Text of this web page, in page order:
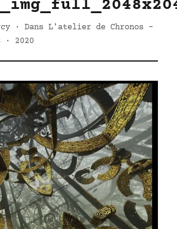
· Dans L'atelier de Chronos -
2020